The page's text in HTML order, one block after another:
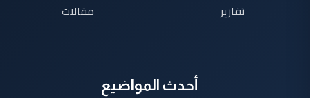
تقارير
مقالات
أحدث المواضيع